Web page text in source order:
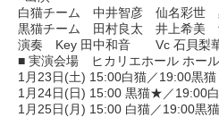
白猫チーム 中井智彦 仙名彩世
黒猫チーム 田村良太 井上希美
演奏 Key 田中和音 Vc 石貝梨
■ 実演会場 ヒカリエホール ホー
1月23日(土) 15:00白猫／19:00黒猫
1月24日(日) 15:00 黒猫★／19:00
1月25日(月) 15:00 白猫／19:00黒猫